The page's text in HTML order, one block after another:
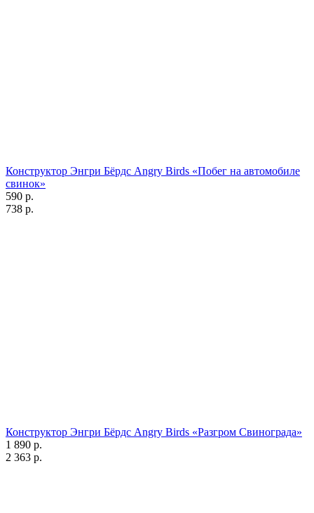
Конструктор Энгри Бёрдс Angry Birds «Побег на автомобиле
свинок»
590 р.
738 р.
Конструктор Энгри Бёрдс Angry Birds «Разгром Свинограда»
1 890 р.
2 363 р.